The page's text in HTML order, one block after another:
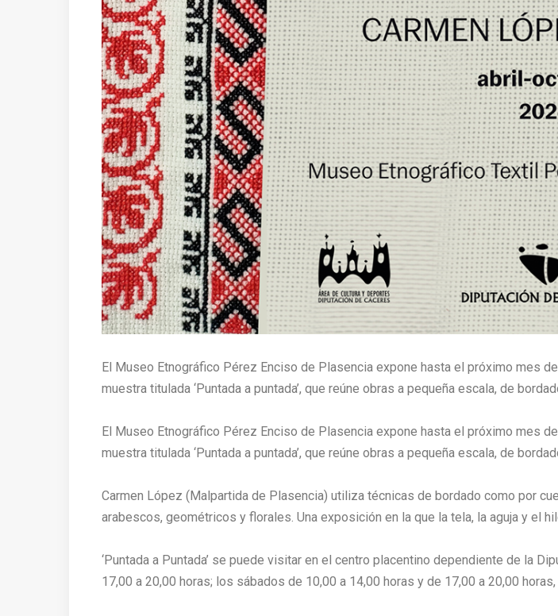
El Museo Etnográfico Pérez Enciso de Plasencia expone hasta el próximo mes
muestra titulada ‘Puntada a puntada’, que reúne obras a pequeña escala, de
El Museo Etnográfico Pérez Enciso de Plasencia expone hasta el próximo mes
muestra titulada ‘Puntada a puntada’, que reúne obras a pequeña escala, de
Carmen López (Malpartida de Plasencia) utiliza técnicas de bordado como por
arabescos, geométricos y florales. Una exposición en la que la tela, la aguja y el
‘Puntada a Puntada’ se puede visitar en el centro placentino dependiente de la
17,00 a 20,00 horas; los sábados de 10,00 a 14,00 horas y de 17,00 a 20,00